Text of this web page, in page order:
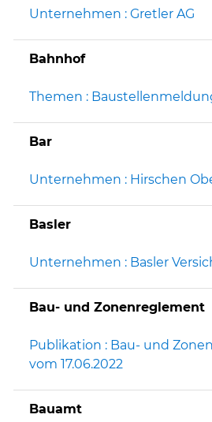
Unternehmen : Gretler AG
Bahnhof
Themen :
Bar
Unternehmen : Hirschen
Basler
Unternehmen : Basler
Bau- und Zonenreglement
Publikation : Bau- und
vom 17.06.2022
Bauamt